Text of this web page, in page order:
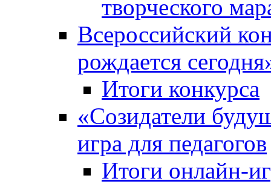
творческого
Всероссийский
рождается
Итоги конкурса
«Cозидатели
игра для педагогов
Итоги онлайн-